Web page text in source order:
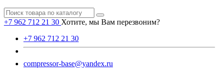
+7 962 712 21 30 Хотите, мы Вам перезвоним?
+7 962 712 21 30
compressor-base@yandex.ru